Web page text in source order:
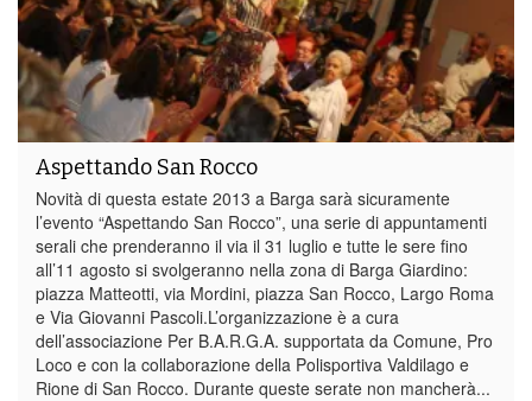
Aspettando San Rocco
Novità di questa estate 2013 a Barga sarà sicuramente
l’evento “Aspettando San Rocco”, una serie di appuntamenti
serali che prenderanno il via il 31 luglio e tutte le sere fino
all’11 agosto si svolgeranno nella zona di Barga Giardino:
piazza Matteotti, via Mordini, piazza San Rocco, Largo Roma
e Via Giovanni Pascoli.L’organizzazione è a cura
dell’associazione Per B.A.R.G.A. supportata da Comune, Pro
Loco e con la collaborazione della Polisportiva Valdilago e
Rione di San Rocco. Durante queste serate non mancherà...